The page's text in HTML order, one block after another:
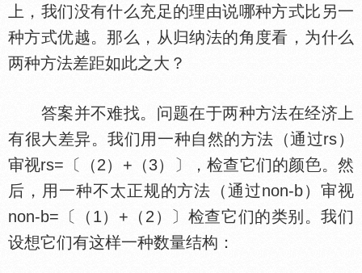
上，我们没有什么充足的理由说哪种方式比另一
种方式优越。那么，从归纳法的角度看，为什么
两种方法差距如此之大？
答案并不难找。问题在于两种方法在经济上
有很大差异。我们用一种自然的方法（通过rs）
审视rs=〔（2）+（3）〕，检查它们的颜
。然
后，用一种不太正规的方法（通过non-b）审视
non-b=〔（1）+（2）〕检查它们的类别。我们
设想它们有这样一种数量结构：